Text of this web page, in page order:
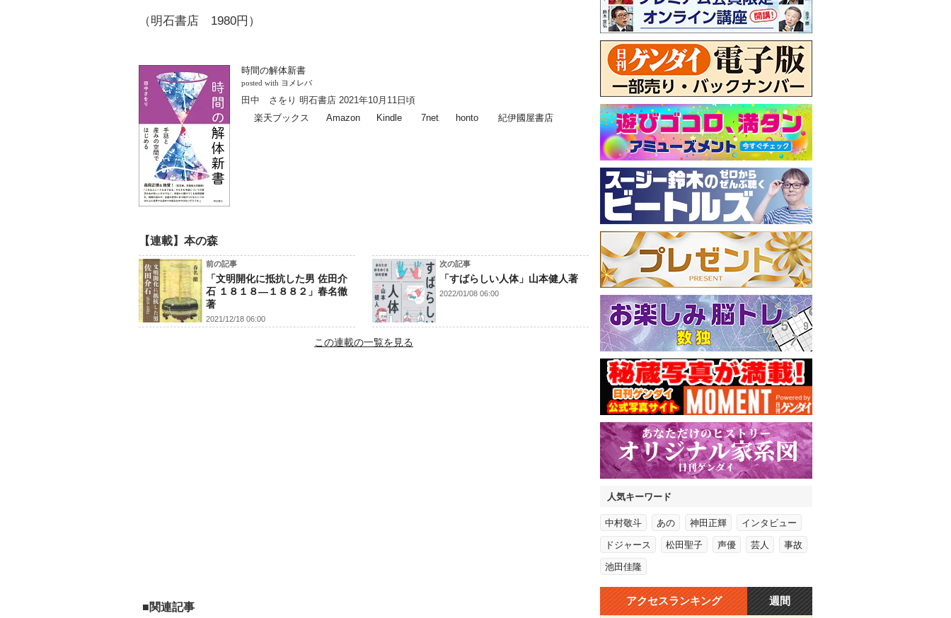
（明石書店 1980円）
時間の解体新書
posted with ヨメレバ
田中 さをり 明石書店 2021年10月11日頃
楽天ブックス
Amazon Kindle 7net honto 紀伊國屋書店
【連載】本の森
前の記事
「文明開化に抵抗した男 佐田介
石 １８１８―１８８２」春名徹
著
2021/12/18 06:00
次の記事
「すばらしい人体」山本健人著
2022/01/08 06:00
この連載の一覧を見る
■関連記事
人気キーワード
中村敬斗 あの 神田正輝 インタビュー
ドジャース 松田聖子 声優 芸人 事故
池田佳隆
アクセスランキング 週間